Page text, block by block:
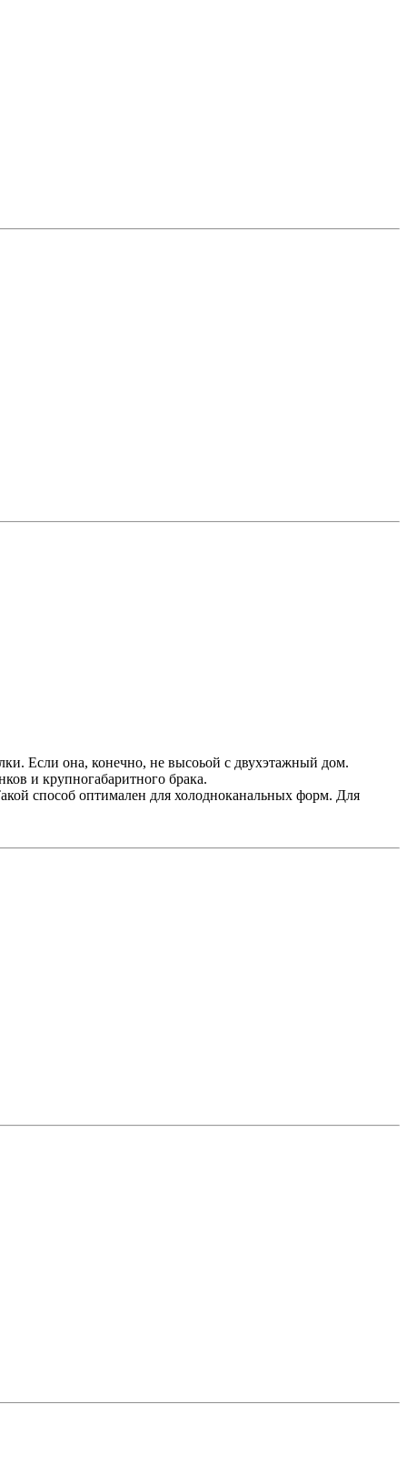
Если она, конечно, не высоьой с двухэтажный дом.
и крупногабаритного брака.
способ оптимален для холодноканальных форм. Для